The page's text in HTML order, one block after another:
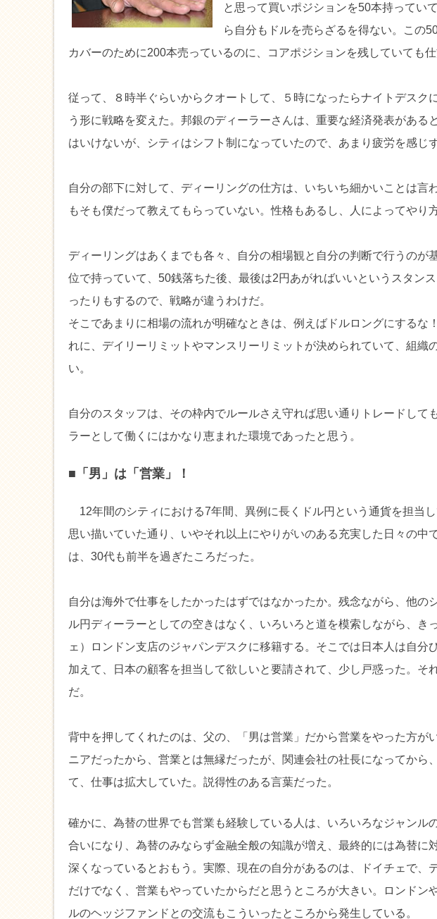
と思って買いポジションを50本持ってい
ら自分もドルを売らざるを得ない。この
カバーのために200本売っているのに、コアポジションを残していても仕
従って、８時半ぐらいからクオートして、５時になったらナイトデスク
う形に戦略を変えた。邦銀のディーラーさんは、重要な経済発表がある
はいけないが、シティはシフト制になっていたので、あまり疲労を感じ
自分の部下に対して、ディーリングの仕方は、いちいち細かいことは言
もそも僕だって教えてもらっていない。性格もあるし、人によってやり
ディーリングはあくまでも各々、自分の相場観と自分の判断で行うのが
位で持っていて、50銭落ちた後、最後は2円あがればいいというスタン
ったりもするので、戦略が違うわけだ。
そこであまりに相場の流れが明確なときは、例えばドルロングにするな
れに、デイリーリミットやマンスリーリミットが決められていて、組織
い。
自分のスタッフは、その枠内でルールさえ守れば思い通りトレードして
ラーとして働くにはかなり恵まれた環境であったと思う。
■「男」は「営業」！
12年間のシティにおける7年間、異例に長くドル円という通貨を担当
思い描いていた通り、いやそれ以上にやりがいのある充実した日々の中
は、30代も前半を過ぎたころだった。
自分は海外で仕事をしたかったはずではなかったか。残念ながら、他の
ル円ディーラーとしての空きはなく、いろいろと道を模索しながら、き
ェ）ロンドン支店のジャパンデスクに移籍する。そこでは日本人は自分
加えて、日本の顧客を担当して欲しいと要請されて、少し戸惑った。そ
だ。
背中を押してくれたのは、父の、「男は営業」だから営業をやった方が
ニアだったから、営業とは無縁だったが、関連会社の社長になってから
て、仕事は拡大していた。説得性のある言葉だった。
確かに、為替の世界でも営業も経験している人は、いろいろなジャンル
合いになり、為替のみならず金融全般の知識が増え、最終的には為替に
深くなっているとおもう。実際、現在の自分があるのは、ドイチェで、
だけでなく、営業もやっていたからだと思うところが大きい。ロンドン
ルのヘッジファンドとの交流もこういったところから発生している。